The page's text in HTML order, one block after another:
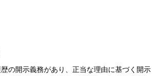
の開示義務があり、正当な理由に基づく開示